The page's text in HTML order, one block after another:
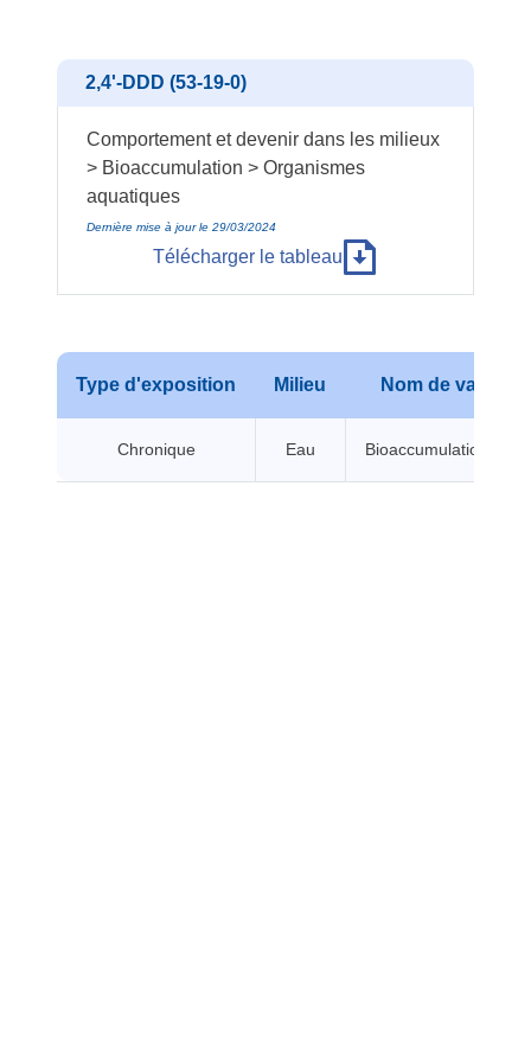
2,4'-DDD (53-19-0)
Comportement et devenir dans les milieux
> Bioaccumulation > Organismes
aquatiques
Dernière mise à jour le 29/03/2024
Télécharger le tableau
Type d'exposition Milieu Nom de valeur
Chronique Eau Bioaccumulation BCF